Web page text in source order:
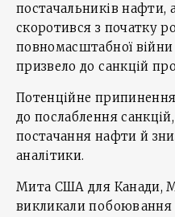
постачальників нафти,
скоротився з початку
повномасштабної
призвело до санкцій
Потенційне
до послаблення
постачання нафти й
аналітики.
Мита США для Канади,
викликали побоювання